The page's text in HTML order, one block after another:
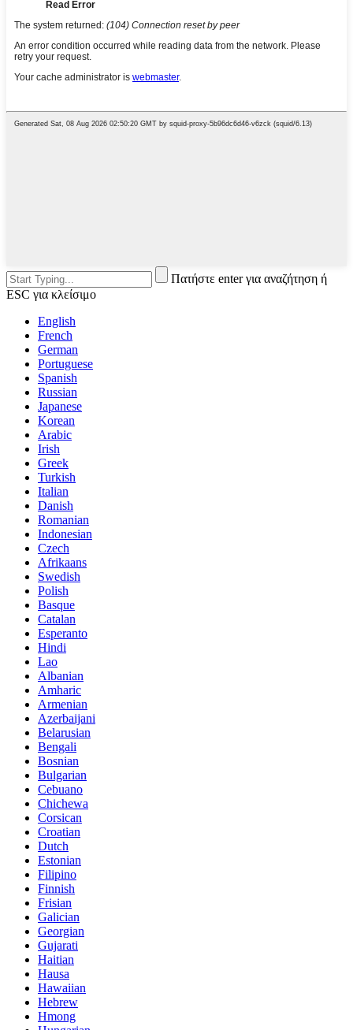
Πατήστε enter για αναζήτηση ή
ESC για κλείσιμο
English
French
German
Portuguese
Spanish
Russian
Japanese
Korean
Arabic
Irish
Greek
Turkish
Italian
Danish
Romanian
Indonesian
Czech
Afrikaans
Swedish
Polish
Basque
Catalan
Esperanto
Hindi
Lao
Albanian
Amharic
Armenian
Azerbaijani
Belarusian
Bengali
Bosnian
Bulgarian
Cebuano
Chichewa
Corsican
Croatian
Dutch
Estonian
Filipino
Finnish
Frisian
Galician
Georgian
Gujarati
Haitian
Hausa
Hawaiian
Hebrew
Hmong